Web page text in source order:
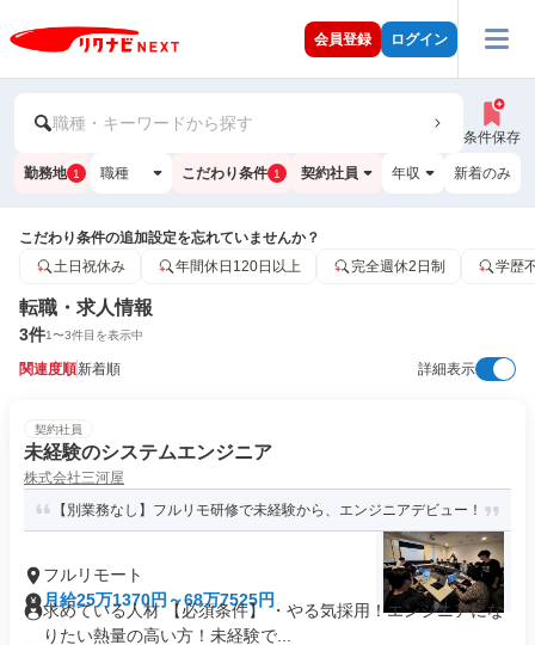
会員登録 ログイン
職種・キーワードから探す
条件保存
勤務地 1 職種 こだわり条件 1 契約社員 年収 新着のみ
こだわり条件の追加設定を忘れていませんか？
土日祝休み
年間休日120日以上 完全週休2日制 学歴
転職・求人情報
3件1〜3件目を表示中
関連度順新着順 詳細表示
契約社員
未経験のシステムエンジニア
株式会社三河屋
【別業務なし】フルリモ研修で未経験から、エンジニアデビュー！
フルリモート
月給25万1370円～68万7525円
求めている人材 【必須条件】 ・やる気採用！エンジニアにな
りたい熱量の高い方！未経験で...